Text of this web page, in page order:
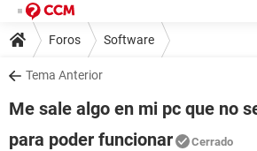
Foros Software
Tema Anterior
Me sale algo en mi pc que no
para poder funcionar
Cerrado